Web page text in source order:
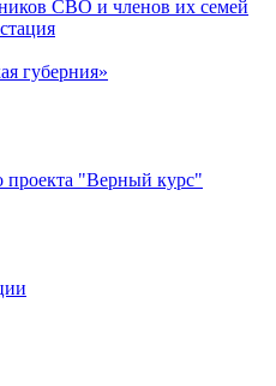
СВО и членов их семей
губерния»
проекта "Верный курс"